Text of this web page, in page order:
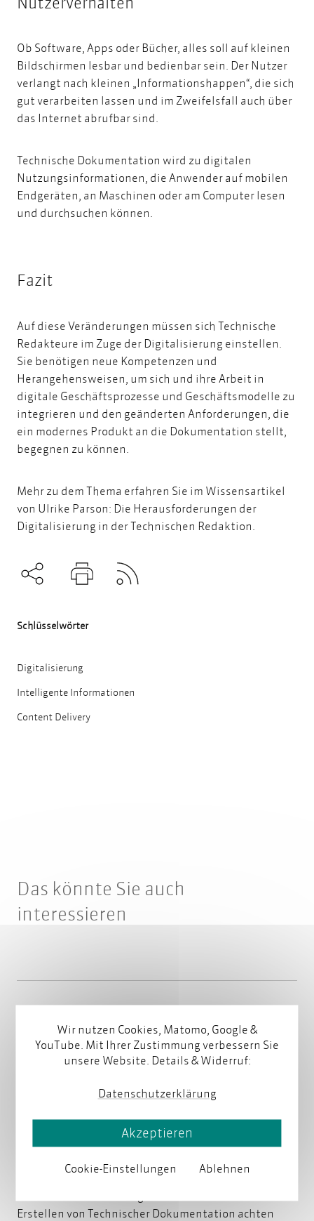
Ob Software, Apps oder Bücher, alles soll auf kleinen
Bildschirmen lesbar und bedienbar sein. Der Nutzer
verlangt nach kleinen „Informationshappen“, die sich
gut verarbeiten lassen und im Zweifelsfall auch über
das Internet abrufbar sind.
Technische Dokumentation wird zu digitalen
Nutzungsinformationen, die Anwender auf mobilen
Endgeräten, an Maschinen oder am Computer lesen
und durchsuchen können.
Fazit
Auf diese Veränderungen müssen sich Technische
Redakteure im Zuge der Digitalisierung einstellen.
Sie benötigen neue Kompetenzen und
Herangehensweisen, um sich und ihre Arbeit in
digitale Geschäftsprozesse und Geschäftsmodelle zu
integrieren und den geänderten Anforderungen, die
ein modernes Produkt an die Dokumentation stellt,
begegnen zu können.
Mehr zu dem Thema erfahren Sie im Wissensartikel
von Ulrike Parson: Die Herausforderungen der
Digitalisierung in der Technischen Redaktion.
Schlüsselwörter
Digitalisierung
Intelligente Informationen
Content Delivery
Das könnte Sie auch
interessieren
Technische Dokumentation:
Erstellung, Anwendung,
Qualitätssicherung
am 14. August 2025
In diesem Überblick erfahren Sie, wozu Technische
Erstellen von Technischer Dokumentation achten
Wir nutzen Cookies, Matomo, Google &
YouTube. Mit Ihrer Zustimmung verbessern Sie
unsere Website. Details & Widerruf:
Datenschutzerklärung
Cookie-Einstellungen Ablehnen
Akzeptieren